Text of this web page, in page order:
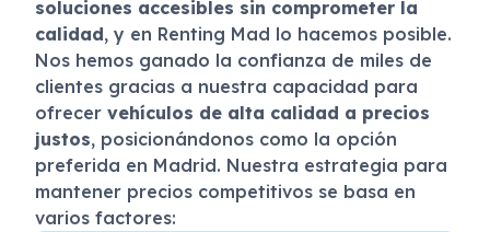
soluciones accesibles sin comprometer la
calidad, y en Renting Mad lo hacemos posible.
Nos hemos ganado la confianza de miles de
clientes gracias a nuestra capacidad para
ofrecervehículos de alta calidad a precios
justos, posicionándonos como la opción
preferida en Madrid. Nuestra estrategia para
mantener precios competitivos se basa en
varios factores: